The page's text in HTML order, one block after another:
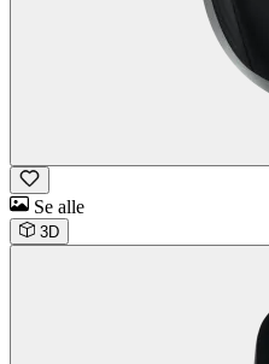
Se alle
3D